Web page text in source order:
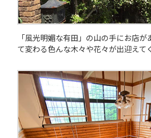
「風光明媚な有田」の山の手にお店が
て変わる色んな木々や花々が出迎えて